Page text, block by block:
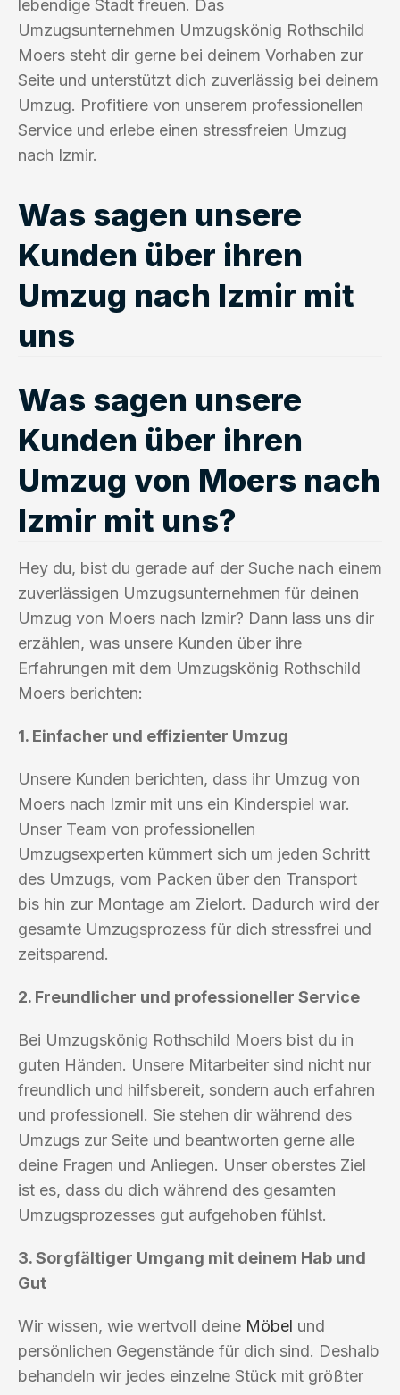
lebendige Stadt freuen. Das
Umzugsunternehmen Umzugskönig Rothschild
Moers steht dir gerne bei deinem Vorhaben zur
Seite und unterstützt dich zuverlässig bei deinem
Umzug. Profitiere von unserem professionellen
Service und erlebe einen stressfreien Umzug
nach Izmir.
Was sagen unsere
Kunden über ihren
Umzug nach Izmir mit
uns
Was sagen unsere
Kunden über ihren
Umzug von Moers nach
Izmir mit uns?
Hey du, bist du gerade auf der Suche nach einem
zuverlässigen Umzugsunternehmen für deinen
Umzug von Moers nach Izmir? Dann lass uns dir
erzählen, was unsere Kunden über ihre
Erfahrungen mit dem Umzugskönig Rothschild
Moers berichten:
1. Einfacher und effizienter Umzug
Unsere Kunden berichten, dass ihr Umzug von
Moers nach Izmir mit uns ein Kinderspiel war.
Unser Team von professionellen
Umzugsexperten kümmert sich um jeden Schritt
des Umzugs, vom Packen über den Transport
bis hin zur Montage am Zielort. Dadurch wird der
gesamte Umzugsprozess für dich stressfrei und
zeitsparend.
2. Freundlicher und professioneller Service
Bei Umzugskönig Rothschild Moers bist du in
guten Händen. Unsere Mitarbeiter sind nicht nur
freundlich und hilfsbereit, sondern auch erfahren
und professionell. Sie stehen dir während des
Umzugs zur Seite und beantworten gerne alle
deine Fragen und Anliegen. Unser oberstes Ziel
ist es, dass du dich während des gesamten
Umzugsprozesses gut aufgehoben fühlst.
3. Sorgfältiger Umgang mit deinem Hab und
Gut
Wir wissen, wie wertvoll deine Möbel und
persönlichen Gegenstände für dich sind. Deshalb
behandeln wir jedes einzelne Stück mit größter